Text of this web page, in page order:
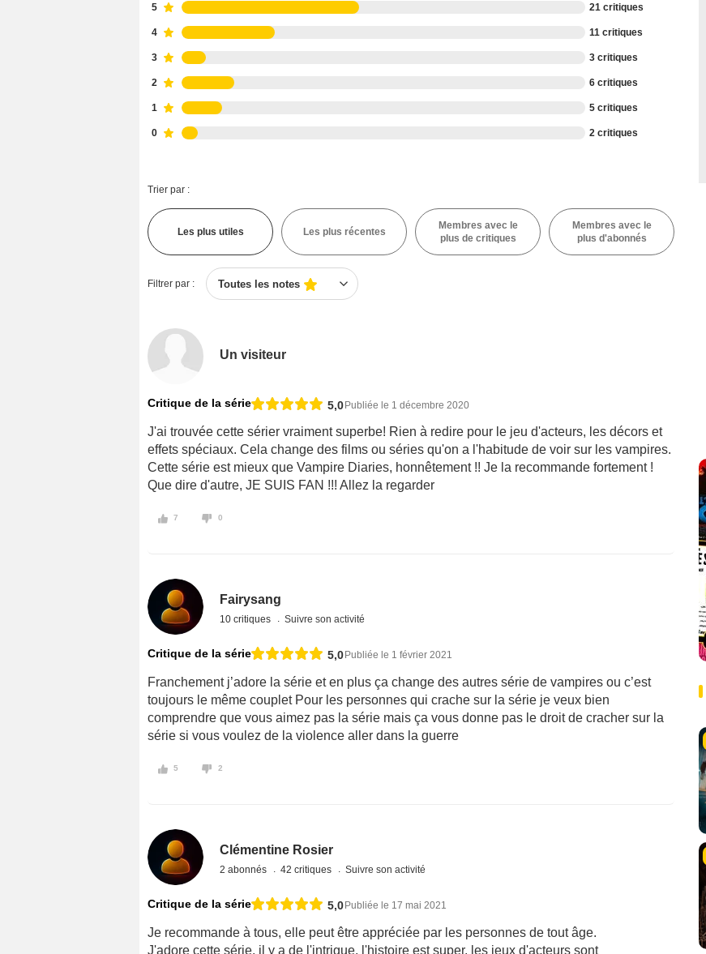
5 21 critiques
4 11 critiques
3 3 critiques
2 6 critiques
1 5 critiques
0 2 critiques
Trier par :
Les plus utiles Les plus récentes
Membres avec le
plus de critiques
Membres avec le
plus d'abonnés
Filtrer par : Toutes les notes
Un visiteur
Critique de la série 5,0Publiée le 1 décembre 2020
J'ai trouvée cette sérier vraiment superbe! Rien à redire pour le jeu d'acteurs, les décors et
effets spéciaux. Cela change des films ou séries qu'on a l'habitude de voir sur les vampires.
Cette série est mieux que Vampire Diaries, honnêtement !! Je la recommande fortement !
Que dire d'autre, JE SUIS FAN !!! Allez la regarder
7 0
Fairysang
10 critiques Suivre son activité
Critique de la série 5,0 Publiée le 1 février 2021
Franchement j’adore la série et en plus ça change des autres série de vampires ou c’est
toujours le même couplet Pour les personnes qui crache sur la série je veux bien
comprendre que vous aimez pas la série mais ça vous donne pas le droit de cracher sur la
série si vous voulez de la violence aller dans la guerre
5 2
Clémentine Rosier
2 abonnés 42 critiques Suivre son activité
Critique de la série 5,0 Publiée le 17 mai 2021
Je recommande à tous, elle peut être appréciée par les personnes de tout âge.
J'adore cette série, il y a de l'intrigue, l'histoire est super, les jeux d'acteurs sont